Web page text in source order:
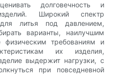
долговечность и
Широкий спектр
литья под давлением,
варианты, наилучшим
физическим требованиям и
их изделия,
выдержит нагрузки, с
при повседневной